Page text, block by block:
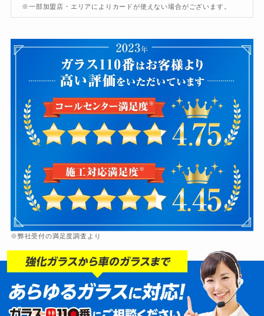
※一部加盟店・エリアによりカードが使えない場合がございます。
※弊社受付の満足度調査より